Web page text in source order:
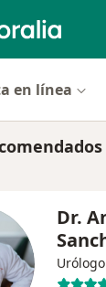
en línea
Dr.
Urólogo